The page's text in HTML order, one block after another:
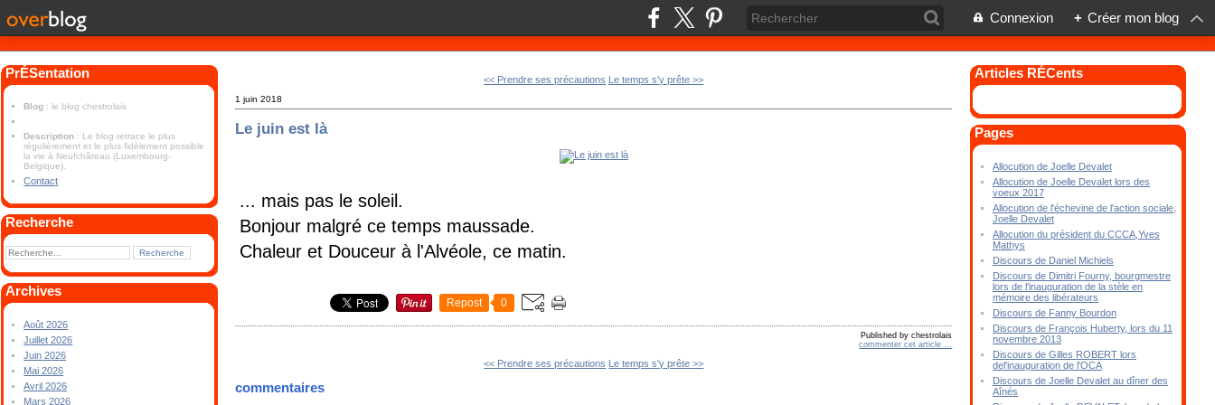
Connexion + Créer mon blog
PrÉSentation
Blog : le blog chestrolais
Description : Le blog retrace le plus
régulièrement et le plus fidèlement possible
la vie à Neufchâteau (Luxembourg-
Belgique).
Contact
Recherche
Archives
Août 2026
Juillet 2026
Juin 2026
Mai 2026
Avril 2026
Mars 2026
<< Prendre ses précautions Le temps s'y prête >>
1 juin 2018
Le juin est là
... mais pas le soleil.
Bonjour malgré ce temps maussade.
Chaleur et Douceur à l'Alvéole, ce matin.
Repost 0
Published by chestrolais
commenter cet article
<< Prendre ses précautions Le temps s'y prête >>
commentaires
Articles RÉCents
Pages
Allocution de Joelle Devalet
Allocution de Joelle Devalet lors des
voeux 2017
Allocution de l'échevine de l'action sociale,
Joelle Devalet
Allocution du président du CCCA,Yves
Mathys
Discours de Daniel Michiels
Discours de Dimitri Fourny, bourgmestre
lors de l'inauguration de la stèle en
mémoire des libérateurs
Discours de Fanny Bourdon
Discours de François Huberty, lors du 11
novembre 2013
Discours de Gilles ROBERT lors
del'inauguration de l'OCA
Discours de Joelle Devalet au dîner des
Aînés